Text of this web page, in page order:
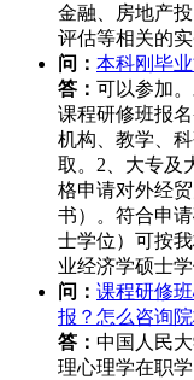
金融、房地产
评估等相关的实
问： 本科刚毕
答： 可以参加
课程研修班报
机构、教学、
取。2、大专及
格申请对外经
书）。符合申
士学位）可按
业经济学硕士学
问： 课程研修
报？怎么咨询院
答： 中国人民
理心理学在职